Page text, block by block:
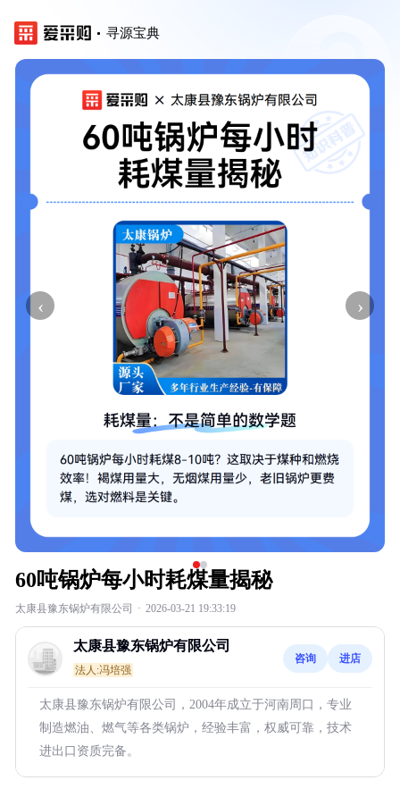
寻源宝典
‹ ›
60吨锅炉每小时耗煤量揭秘
太康县豫东锅炉有限公司 · 2026-03-21 19:33:19
太康县豫东锅炉有限公司
法人:冯培强
咨询 进店
太康县豫东锅炉有限公司，2004年成立于河南周口，专业
制造燃油、燃气等各类锅炉，经验丰富，权威可靠，技术
进出口资质完备。